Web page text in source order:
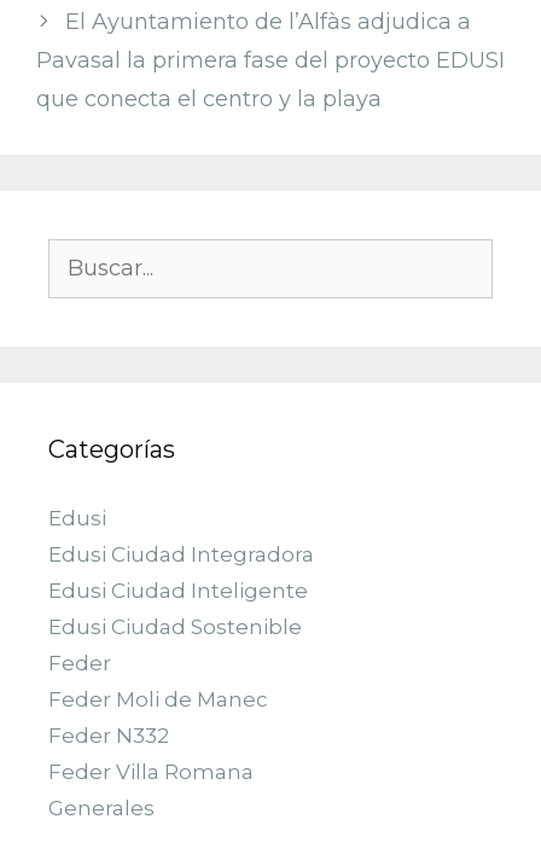
El Ayuntamiento de l’Alfàs adjudica a
Pavasal la primera fase del proyecto EDUSI
que conecta el centro y la playa
Categorías
Edusi
Edusi Ciudad Integradora
Edusi Ciudad Inteligente
Edusi Ciudad Sostenible
Feder
Feder Moli de Manec
Feder N332
Feder Villa Romana
Generales